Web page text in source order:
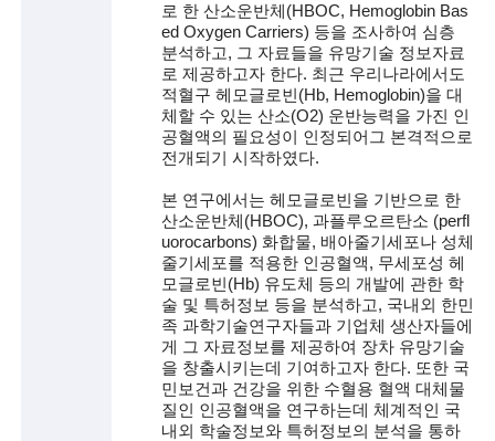
인
R
e
e
d
s
c
로 한 산소운반체(HBOC, Hemoglobin Bas
ed Oxygen Carriers) 등을 조사하여 심층
분석하고, 그 자료들을 유망기술 정보자료
로 제공하고자 한다. 최근 우리나라에서도
적혈구 헤모글로빈(Hb, Hemoglobin)을 대
체할 수 있는 산소(O2) 운반능력을 가진 인
공혈액의 필요성이 인정되어그 본격적으로
전개되기 시작하였다.
본 연구에서는 헤모글로빈을 기반으로 한
산소운반체(HBOC), 과플루오르탄소 (perfl
uorocarbons) 화합물, 배아줄기세포나 성체
줄기세포를 적용한 인공혈액, 무세포성 헤
모글로빈(Hb) 유도체 등의 개발에 관한 학
술 및 특허정보 등을 분석하고, 국내외 한민
족 과학기술연구자들과 기업체 생산자들에
게 그 자료정보를 제공하여 장차 유망기술
을 창출시키는데 기여하고자 한다. 또한 국
민보건과 건강을 위한 수혈용 혈액 대체물
질인 인공혈액을 연구하는데 체계적인 국
내외 학술정보와 특허정보의 분석을 통하